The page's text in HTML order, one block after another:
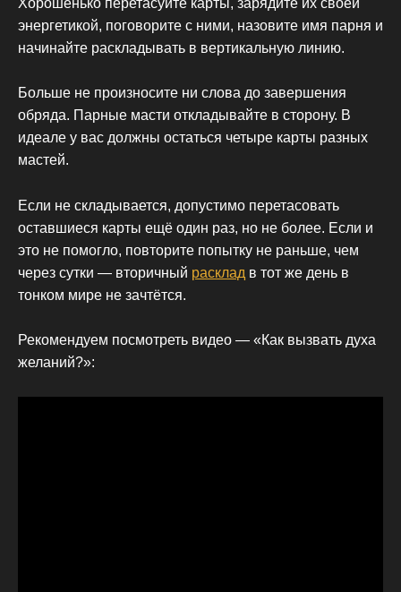
энергетикой, поговорите с ними, назовите имя парня и
начинайте раскладывать в вертикальную линию.
Больше не произносите ни слова до завершения
обряда. Парные масти откладывайте в сторону. В
идеале у вас должны остаться четыре карты разных
мастей.
Если не складывается, допустимо перетасовать
оставшиеся карты ещё один раз, но не более. Если и
это не помогло, повторите попытку не раньше, чем
через сутки — вторичный расклад в тот же день в
тонком мире не зачтётся.
Рекомендуем посмотреть видео — «Как вызвать духа
желаний?»: